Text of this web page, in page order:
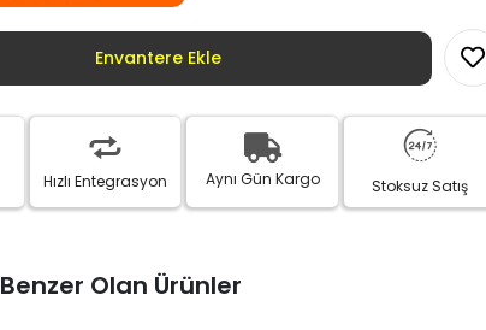
Envantere Ekle
Hızlı Entegrasyon Aynı Gün Kargo Stoksuz Satış
Benzer Olan Ürünler